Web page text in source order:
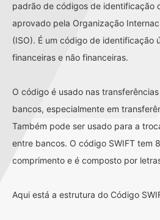
padrão de códigos de identificação
aprovado pela Organização
(ISO). É um código de identificação
financeiras e não financeiras.
O código é usado nas
bancos, especialmente em
Também pode ser usado para a
entre bancos. O código SWIFT tem
comprimento e é composto por
Aqui está a estrutura do Código